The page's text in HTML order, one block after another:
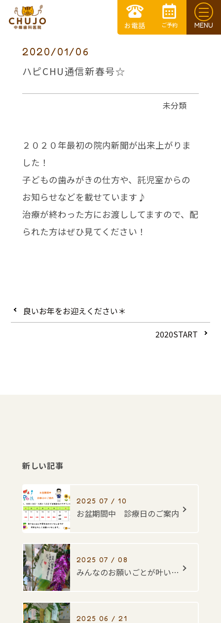
2020/01/06
ハピCHU通信新春号☆
未分類
２０２０年最初の院内新聞が出来上がりま
した！
子どもの歯みがきの仕方や、託児室からの
お知らせなどを載せています♪
治療が終わった方にお渡ししてますので、配
られた方はぜひ見てください！
良いお年をお迎えください＊
2020START
新しい記事
2025 07 / 10
お盆期間中 診療日のご案内
2025 07 / 08
みんなのお願いごとが叶いますように・・・☆彡
2025 06 / 21